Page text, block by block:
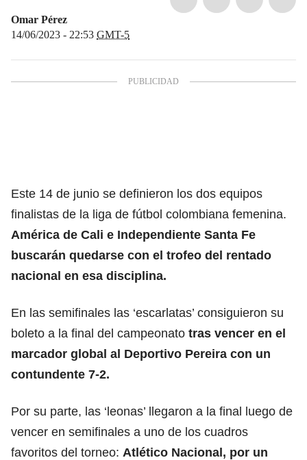
Omar Pérez
14/06/2023 - 22:53 GMT-5
Este 14 de junio se definieron los dos equipos
finalistas de la liga de fútbol colombiana femenina.
América de Cali e Independiente Santa Fe
buscarán quedarse con el trofeo del rentado
nacional en esa disciplina.
En las semifinales las ‘escarlatas’ consiguieron su
boleto a la final del campeonato tras vencer en el
marcador global al Deportivo Pereira con un
contundente 7-2.
Por su parte, las ‘leonas’ llegaron a la final luego de
vencer en semifinales a uno de los cuadros
favoritos del torneo: Atlético Nacional, por un